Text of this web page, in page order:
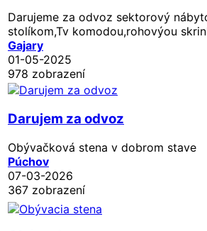
Darujeme za odvoz sektorový
stolíkom,Tv komodou,rohovýou
Gajary
01-05-2025
978 zobrazení
Darujem za odvoz
Obývačková stena v dobrom stave
Púchov
07-03-2026
367 zobrazení